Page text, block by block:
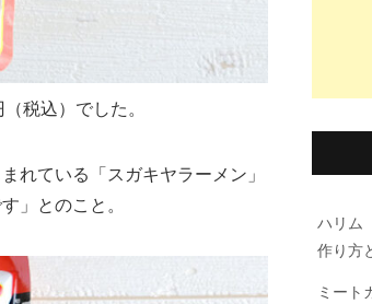
税込）でした。
れている「スガキヤラーメン」
」とのこと。
ハリム
作り方
ミート